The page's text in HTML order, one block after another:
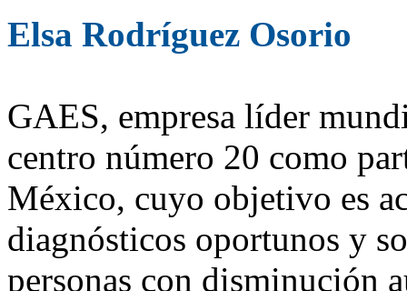
Elsa Rodríguez Osorio
GAES, empresa líder
centro número 20 como
México, cuyo objetivo es
diagnósticos oportunos y
personas con disminución